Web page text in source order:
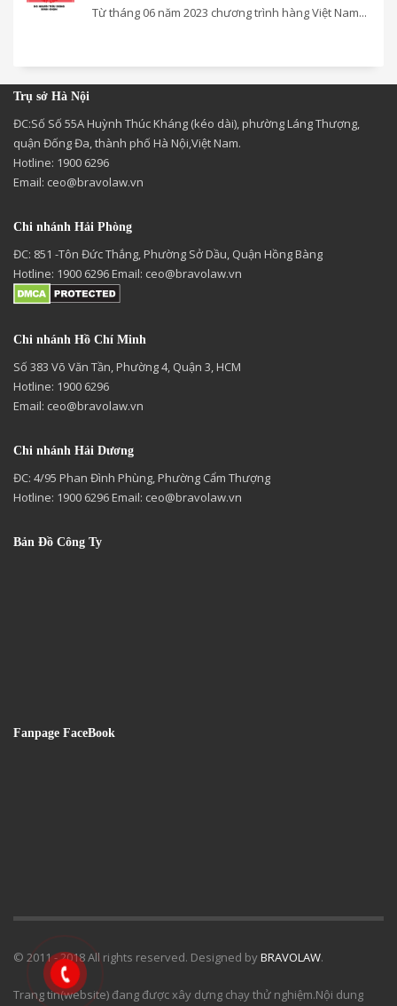
Từ tháng 06 năm 2023 chương trình hàng Việt Nam...
Trụ sở Hà Nội
ĐC:Số Số 55A Huỳnh Thúc Kháng (kéo dài), phường Láng Thượng,
quận Đống Đa, thành phố Hà Nội,Việt Nam.
Hotline: 1900 6296
Email: ceo@bravolaw.vn
Chi nhánh Hải Phòng
ĐC: 851 -Tôn Đức Thắng, Phường Sở Dầu, Quận Hồng Bàng
Hotline: 1900 6296 Email: ceo@bravolaw.vn
Chi nhánh Hồ Chí Minh
Số 383 Võ Văn Tần, Phường 4, Quận 3, HCM
Hotline: 1900 6296
Email: ceo@bravolaw.vn
Chi nhánh Hải Dương
ĐC: 4/95 Phan Đình Phùng, Phường Cẩm Thượng
Hotline: 1900 6296 Email: ceo@bravolaw.vn
Bản Đồ Công Ty
Fanpage FaceBook
© 2011 - 2018 All rights reserved. Designed byBRAVOLAW.
Trang tin(website) đang được xây dựng chạy thử nghiệm.Nội dung